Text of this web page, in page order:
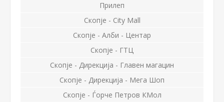
Прилеп
Скопје - City Mall
Скопје - Алби - Центар
Скопје - ГТЦ
Скопје - Дирекција - Главен магацин
Скопје - Дирекција - Мега Шоп
Скопје - Ѓорче Петров КМол